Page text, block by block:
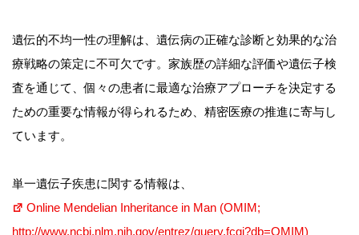
遺伝的不均一性の理解は、遺伝病の正確な診断と効果的な治
療戦略の策定に不可欠です。家族歴の詳細な評価や遺伝子検
査を通じて、個々の患者に最適な治療アプローチを決定する
ための重要な情報が得られるため、精密医療の推進に寄与し
ています。
単一遺伝子疾患に関する情報は、
Online Mendelian Inheritance in Man (OMIM;
http://www.ncbi.nlm.nih.gov/entrez/query.fcgi?db=OMIM)